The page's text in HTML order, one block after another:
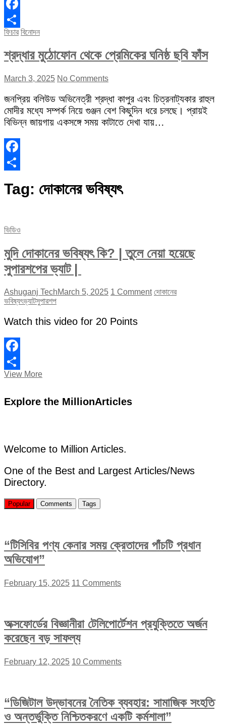
Facebook
Share
ফিচার বিনোদন
শ্রদ্ধার মুঠোফোন থেকে প্রেমিকের ঘনিষ্ঠ ছবি ফাঁস
March 3, 2025 No Comments
জনপ্রিয় বলিউড অভিনেত্রী শ্রদ্ধা কাপুর এবং চিত্রনাট্যকার রাহুল
মোদীর মধ্যে সম্পর্ক নিয়ে গুঞ্জন বেশ কিছুদিন ধরে চলছে। প্রায়ই
বিভিন্ন জায়গায় একসঙ্গে সময় কাটাতে দেখা যায়…
Facebook
Tag: দোকানের ভবিষ্যৎ
ভিডিও
মুদি দোকানের ভবিষ্যৎ কি? | তুলে নেয়া হয়েছে
সুপারশপের ভ্যাট |
Ashuganj TechMarch 5, 2025 1 Comment দোকানের
ভবিষ্যৎভ্যাটসুপারশপ
Watch this video for 20 Points
Facebook
Share
View Moreমুদি
কি?
সুপারশপের
ভ্যাট
Explore the MillionArticles
Welcome to Million Articles.
One of the Best and Largest Articles/News
Directory.
Popular Comments Tags
“টিসিবির পণ্য কেনার সময় ক্রেতাদের পাঁচটি প্রধান
অভিযোগ”
February 15, 2025 11 Comments
অক্সফোর্ডের বিজ্ঞানীরা টেলিপোর্টেশন প্রযুক্তিতে অর্জন
করেছেন বড় সাফল্য
February 12, 2025 10 Comments
“ডিজিটাল উদ্ভাবনের নৈতিক ব্যবহার: সামাজিক সংহতি
ও অন্তর্ভুক্তি নিশ্চিতকরণে একটি কর্মশালা”